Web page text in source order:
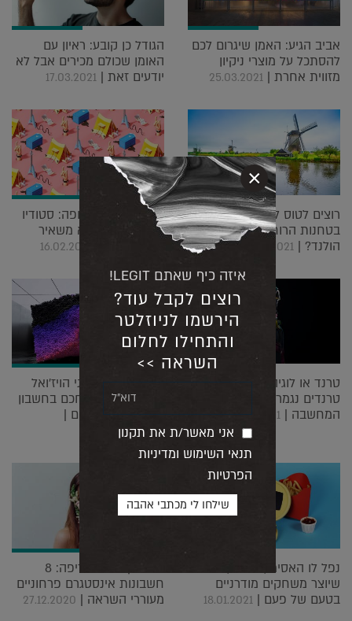
אביב הגיע: האמן שיגרום לכם
להסתכל על מוצרי ניקיון
מזווית אחרת | 25.03.2021
הגודל כן קובע: ראיון עם
האומן שכולם מכירים אבל לא
יודעים זאת | 17.03.2021
רוצים לטוס לסיור חווייתי
בטחנות הרוח האייקוניות של
הולנד? | 25.02.2021
קריאייטיביות חצופה: סטודיו
לעיצוב גרפי שלא משאיר
16.02.2021
טרנד או לוגיה: המקום בו
טרנדים נגמרים ומתחילה
המחשבה | 01.02.2021
תיק עבודות: אמני הויז'ואל
שעושים שימוש חכם בחשבון
האינסטגרם שלהם |
28.01.2021
נפל לו האסימון: האומן השוודי
שיוצר משחקים מודרניים
בטעם של פעם | 18.01.2021
חנות קטנה ומטריפה: 8
חשבונות אינסטגרם פרחוניים
מעוררי השראה | 27.12.2020
איזה כיף שאתם LEGIT!
רוצים לקבל עוד?
הירשמו לניוזלטר
והתחילו לחלום
השראה >>
אני מאשר/ת את תקנון
תנאי השימוש ומדיניות
הפרטיות
×